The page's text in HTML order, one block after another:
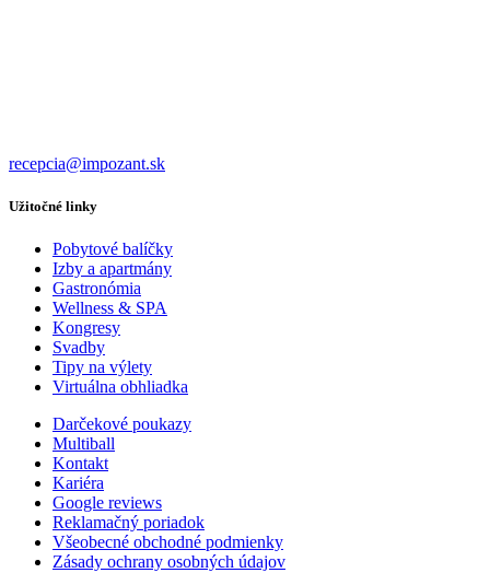
recepcia@impozant.sk
Užitočné linky
Pobytové balíčky
Izby a apartmány
Gastronómia
Wellness & SPA
Kongresy
Svadby
Tipy na výlety
Virtuálna obhliadka
Darčekové poukazy
Multiball
Kontakt
Kariéra
Google reviews
Reklamačný poriadok
Všeobecné obchodné podmienky
Zásady ochrany osobných údajov